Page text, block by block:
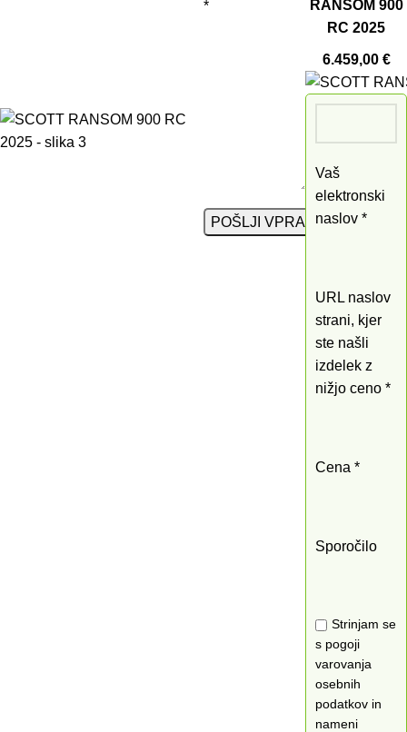
*
RANSOM 900
RC 2025
6.459,00 €
Vaš
elektronski
naslov *
URL naslov
strani, kjer
ste našli
izdelek z
nižjo ceno *
Cena *
Sporočilo
Strinjam se
s pogoji
varovanja
osebnih
podatkov in
nameni